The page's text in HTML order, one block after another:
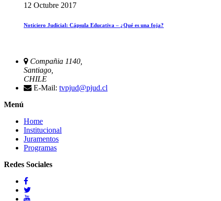
12 Octubre 2017
Noticiero Judicial: Cápsula Educativa – ¿Qué es una foja?
Compañia 1140,
Santiago,
CHILE
E-Mail: tvpjud@pjud.cl
Menú
Home
Institucional
Juramentos
Programas
Redes Sociales